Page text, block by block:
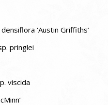
‘Austin Griffiths’
pringlei
viscida
MacMinn’